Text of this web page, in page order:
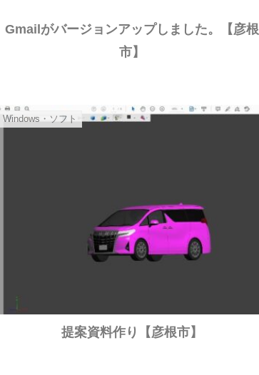
Gmailがバージョンアップしました。【彦根
市】
Windows・ソフト
提案資料作り【彦根市】